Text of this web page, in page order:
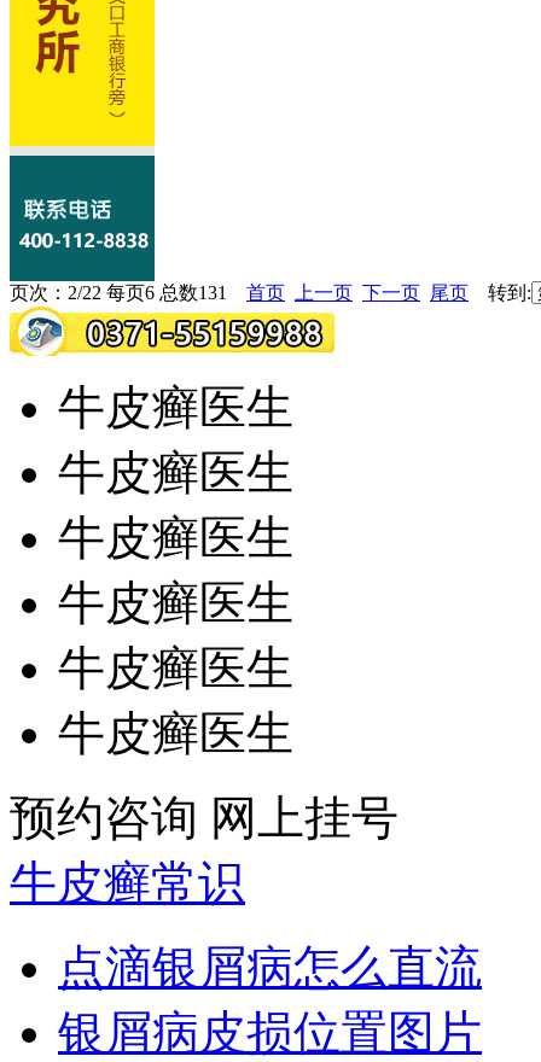
页次：2/22 每页6 总数131 首页 上一页 下一页 尾页 转到:
牛皮癣医生
牛皮癣医生
牛皮癣医生
牛皮癣医生
牛皮癣医生
牛皮癣医生
预约咨询 网上挂号
牛皮癣常识
点滴银屑病怎么直流
银屑病皮损位置图片